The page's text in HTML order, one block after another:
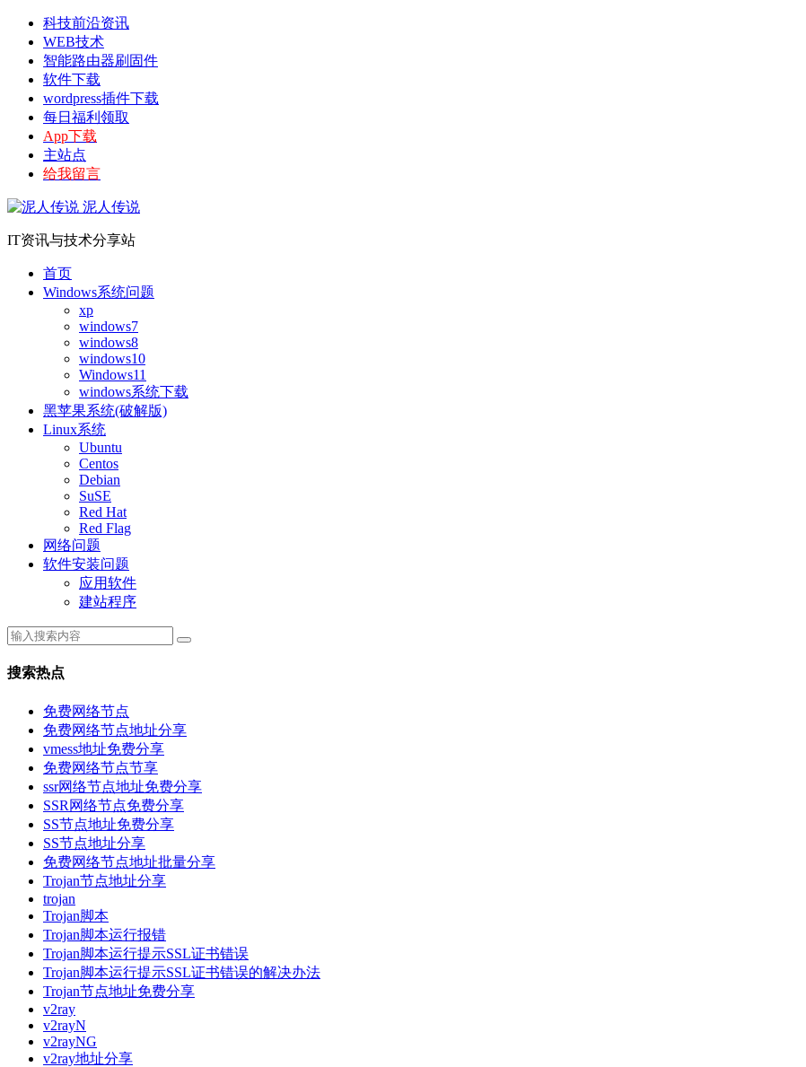
科技前沿资讯
WEB技术
智能路由器刷固件
软件下载
wordpress插件下载
每日福利领取
App下载
主站点
给我留言
泥人传说
IT资讯与技术分享站
首页
Windows系统问题
xp
windows7
windows8
windows10
Windows11
windows系统下载
黑苹果系统(破解版)
Linux系统
Ubuntu
Centos
Debian
SuSE
Red Hat
Red Flag
网络问题
软件安装问题
应用软件
建站程序
搜索热点
免费网络节点
免费网络节点地址分享
vmess地址免费分享
免费网络节点节享
ssr网络节点地址免费分享
SSR网络节点免费分享
SS节点地址免费分享
SS节点地址分享
免费网络节点地址批量分享
Trojan节点地址分享
trojan
Trojan脚本
Trojan脚本运行报错
Trojan脚本运行提示SSL证书错误
Trojan脚本运行提示SSL证书错误的解决办法
Trojan节点地址免费分享
v2ray
v2rayN
v2rayNG
v2ray地址分享